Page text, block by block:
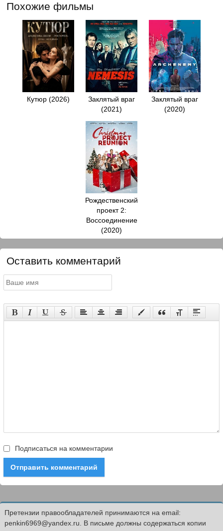
Похожие фильмы
Кутюр (2026)
Заклятый враг
(2021)
Заклятый враг
(2020)
Рождественский
проект 2:
Воссоединение
(2020)
Оставить комментарий
Подписаться на комментарии
Отправить комментарий
Претензии правообладателей принимаются на email:
penkin6969@yandex.ru. В письме должны содержаться копии